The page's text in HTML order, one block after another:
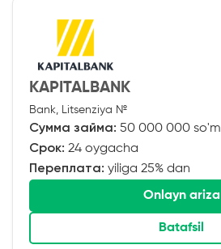
KAPITALBANK
Bank, Litsenziya №
Сумма займа: 50 000 000 so'm
Срок: 24 oygacha
Переплата: yiliga 25% dan
Onlayn ariza
Batafsil